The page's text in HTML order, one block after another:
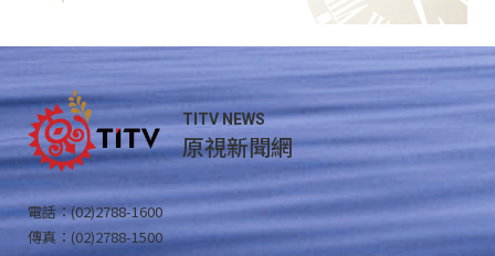
TITV NEWS
原視新聞網
電話：(02)2788-1600
傳真：(02)2788-1500